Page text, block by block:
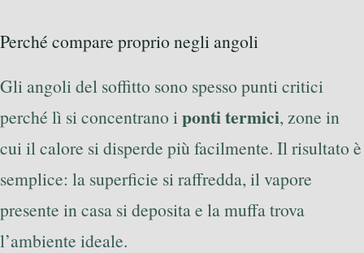
Perché compare proprio negli angoli
Gli angoli del soffitto sono spesso punti critici
perché lì si concentrano iponti termici, zone in
cui il calore si disperde più facilmente. Il risultato è
semplice: la superficie si raffredda, il vapore
presente in casa si deposita e la muffa trova
l’ambiente ideale.